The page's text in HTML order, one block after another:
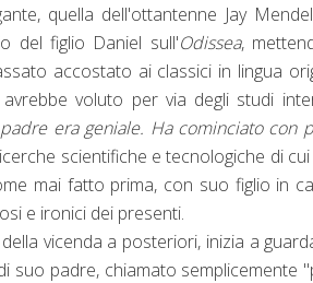
quella dell'ottantenne Jay
del figlio Daniel sull'Odissea,
accostato ai classici in lingua
voluto per via degli studi
padre era geniale. Ha cominciato con
scientifiche e tecnologiche di
mai fatto prima, con suo figlio in
e ironici dei presenti.
vicenda a posteriori, inizia a
suo padre, chiamato semplicemente